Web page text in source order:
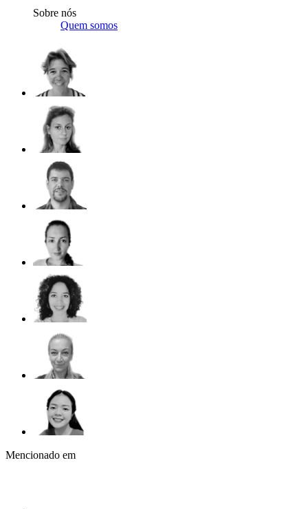
Sobre nós
Quem somos
Mencionado em